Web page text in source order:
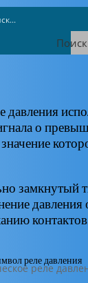
Поиск
давления
о
замкнутый
давления
реле давления